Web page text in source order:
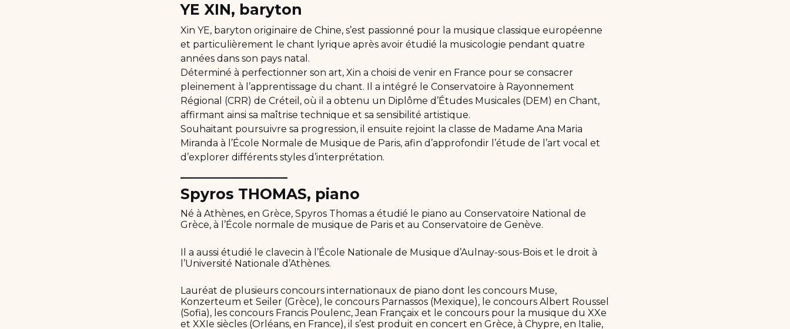
YE XIN, baryton
Xin YE, baryton originaire de Chine, s’est passionné pour la musique classique européenne
et particulièrement le chant lyrique après avoir étudié la musicologie pendant quatre
années dans son pays natal.
Déterminé à perfectionner son art, Xin a choisi de venir en France pour se consacrer
pleinement à l’apprentissage du chant. Il a intégré le Conservatoire à Rayonnement
Régional (CRR) de Créteil, où il a obtenu un Diplôme d’Études Musicales (DEM) en Chant,
affirmant ainsi sa maîtrise technique et sa sensibilité artistique.
Souhaitant poursuivre sa progression, il ensuite rejoint la classe de Madame Ana Maria
Miranda à l’École Normale de Musique de Paris, afin d’approfondir l’étude de l’art vocal et
d’explorer différents styles d’interprétation.
______________
Spyros THOMAS, piano
Né à Athènes, en Grèce, Spyros Thomas a étudié le piano au Conservatoire National de
Grèce, à l’École normale de musique de Paris et au Conservatoire de Genève.
Il a aussi étudié le clavecin à l’École Nationale de Musique d’Aulnay-sous-Bois et le droit à
l’Université Nationale d’Athènes.
Lauréat de plusieurs concours internationaux de piano dont les concours Muse,
Konzerteum et Seiler (Grèce), le concours Parnassos (Mexique), le concours Albert Roussel
(Sofia), les concours Francis Poulenc, Jean Françaix et le concours pour la musique du XXe
et XXIe siècles (Orléans, en France), il s’est produit en concert en Grèce, à Chypre, en Italie,